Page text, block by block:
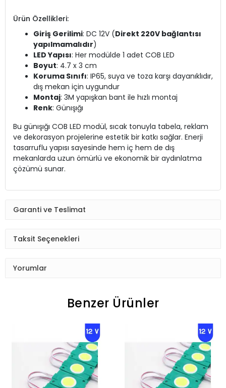
Ürün Özellikleri:
Giriş Gerilimi: DC 12V (Direkt 220V bağlantısı
yapılmamalıdır)
LED Yapısı: Her modülde 1 adet COB LED
Boyut: 4.7 x 3 cm
Koruma Sınıfı: IP65, suya ve toza karşı dayanıklıdır,
dış mekan için uygundur
Montaj: 3M yapışkan bant ile hızlı montaj
Renk: Günışığı
Bu günışığı COB LED modül, sıcak tonuyla tabela, reklam
ve dekorasyon projelerine estetik bir katkı sağlar. Enerji
tasarruflu yapısı sayesinde hem iç hem de dış
mekanlarda uzun ömürlü ve ekonomik bir aydınlatma
çözümü sunar.
Garanti ve Teslimat
Taksit Seçenekleri
Yorumlar
Benzer Ürünler